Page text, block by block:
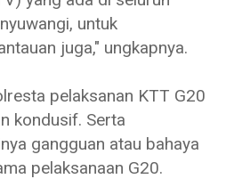
untuk
juga," ungkapnya.
pelaksanan KTT G20
kondusif. Serta
gangguan atau bahaya
pelaksanaan G20.